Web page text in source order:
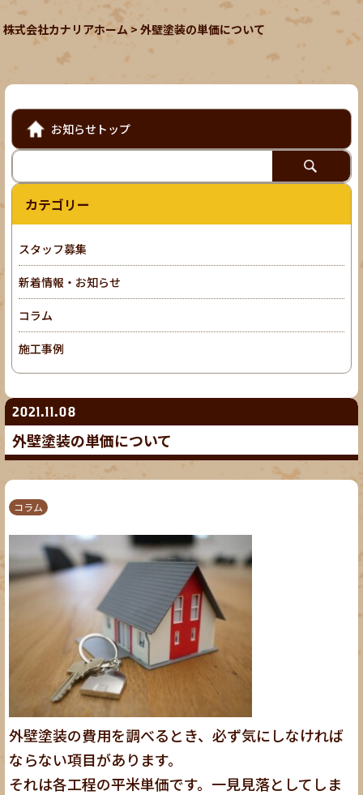
株式会社カナリアホーム>外壁塗装の単価について
2021.11.08
外壁塗装の単価について
コラム
外壁塗装の費用を調べるとき、必ず気にしなければ
ならない項目があります。
それは各工程の平米単価です。一見見落としてしま
お知らせトップ
カテゴリー
スタッフ募集
新着情報・お知らせ
コラム
施工事例